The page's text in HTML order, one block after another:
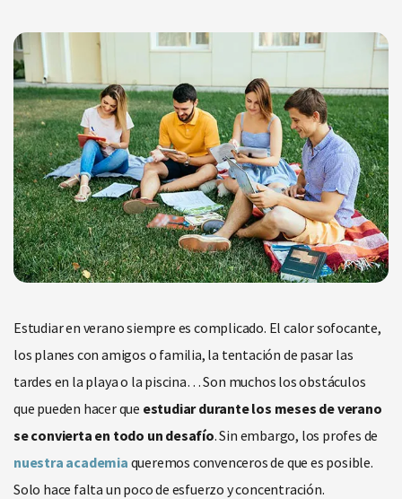
Estudiar en verano siempre es complicado. El calor sofocante,
los planes con amigos o familia, la tentación de pasar las
tardes en la playa o la piscina… Son muchos los obstáculos
que pueden hacer que estudiar durante los meses de verano
se convierta en todo un desafío. Sin embargo, los profes de
nuestra academia queremos convenceros de que es posible.
Solo hace falta un poco de esfuerzo y concentración.